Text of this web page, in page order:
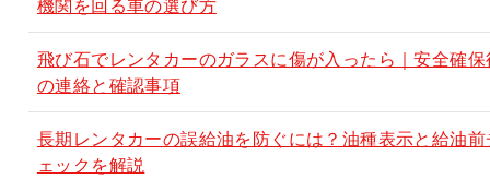
飛び石でレンタカーのガラスに傷が入ったら｜安全確保
の連絡と確認事項
長期レンタカーの誤給油を防ぐには？油種表示と給油前
ェックを解説